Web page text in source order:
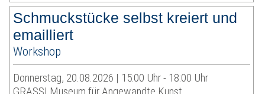
Schmuckstücke selbst kreiert und
emailliert
Workshop
Donnerstag, 20.08.2026 | 15:00 Uhr - 18:00 Uhr